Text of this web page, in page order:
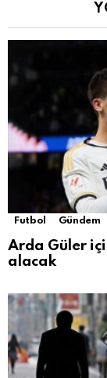
Futbol Gündem
Arda Güler
alacak